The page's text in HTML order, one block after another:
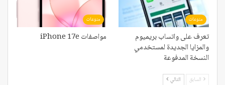
منوعات
تعرف على واتساب بريميوم
والمزايا الجديدة لمستخدمي
النسخة المدفوعة
منوعات
مواصفات iPhone 17e
السابق التالي